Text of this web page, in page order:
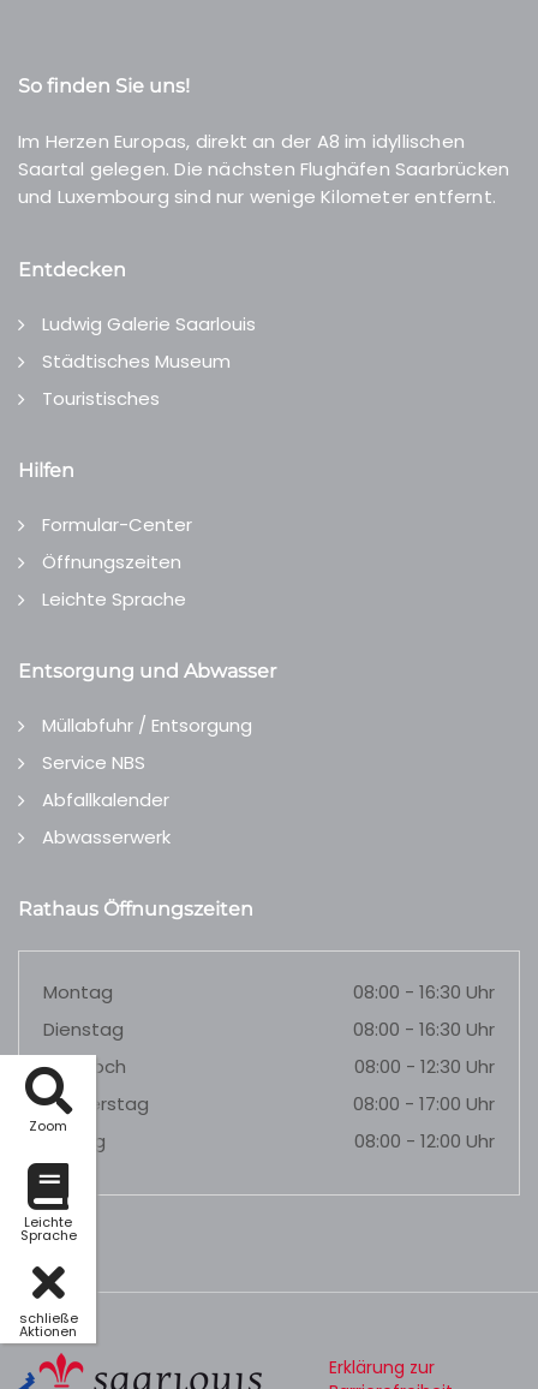
Zoom
Leichte
Sprache
schließe
Aktionen
So finden Sie uns!
Im Herzen Europas, direkt an der A8 im idyllischen
Saartal gelegen. Die nächsten Flughäfen Saarbrücken
und Luxembourg sind nur wenige Kilometer entfernt.
Entdecken
Ludwig Galerie Saarlouis
Städtisches Museum
Touristisches
Hilfen
Formular-Center
Öffnungszeiten
Leichte Sprache
Entsorgung und Abwasser
Müllabfuhr / Entsorgung
Service NBS
Abfallkalender
Abwasserwerk
Rathaus Öffnungszeiten
Montag
08:00 - 16:30 Uhr
Dienstag
08:00 - 16:30 Uhr
Mittwoch
08:00 - 12:30 Uhr
Donnerstag
08:00 - 17:00 Uhr
Freitag
08:00 - 12:00 Uhr
Erklärung zur